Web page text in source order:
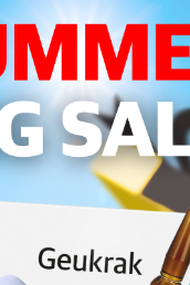
예상치 못한 에러입니다.